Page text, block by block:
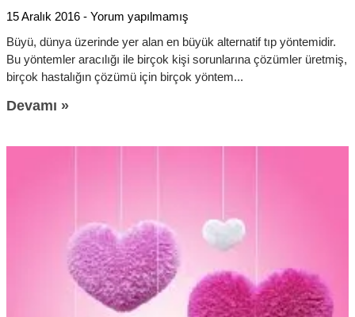
15 Aralık 2016
Yorum yapılmamış
Büyü, dünya üzerinde yer alan en büyük alternatif tıp yöntemidir.
Bu yöntemler aracılığı ile birçok kişi sorunlarına çözümler üretmiş,
birçok hastalığın çözümü için birçok yöntem
Devamı »